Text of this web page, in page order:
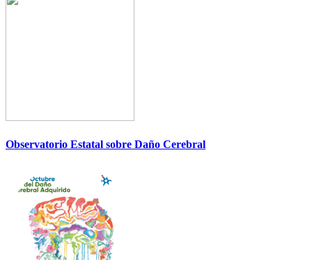
Observatorio Estatal sobre Daño Cerebral